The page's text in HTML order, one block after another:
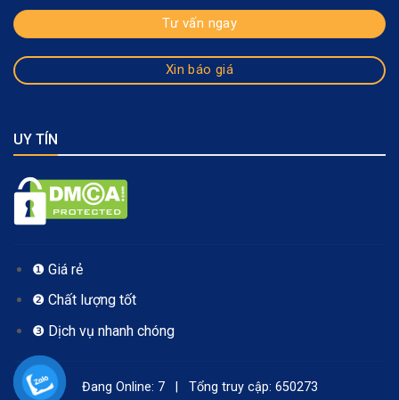
Tư vấn ngay
Xin báo giá
UY TÍN
❶ Giá rẻ
❷ Chất lượng tốt
❸ Dịch vụ nhanh chóng
Đang Online: 7 | Tổng truy cập: 650273